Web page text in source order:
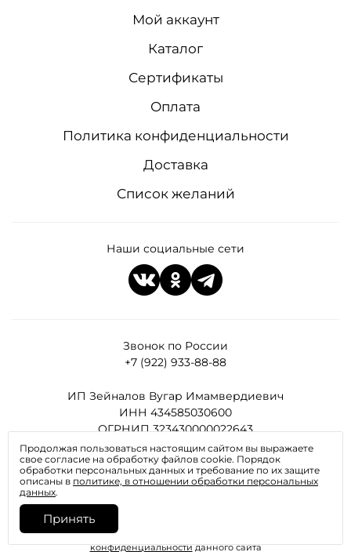
Звонок по России
+7 (922) 933-88-88
ИП Зейналов Вугар Имамвердиевич
ИНН 434585030600
ОГРНИП 323430000022643
Все права защищены
Мой аккаунт
Каталог
Сертификаты
Оплата
Политика конфиденциальности
Доставка
Список желаний
Наши социальные сети
Отправляя любую форму на сайте, вы соглашаетесь с
конфиденциальностиданного сайта
Продолжая пользоваться настоящим сайтом вы выражаете
свое согласие на обработку файлов cookie. Порядок
обработки персональных данных и требование по их защите
описаны в политике, в отношении обработки персональных
данных.
Принять